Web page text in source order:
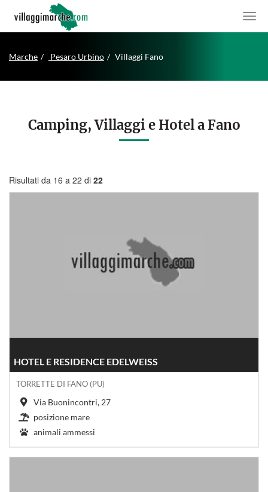
Marche Pesaro Urbino Villaggi Fano
Camping, Villaggi e Hotel a Fano
Risultati da 16 a 22 di 22
HOTEL E RESIDENCE EDELWEISS
TORRETTE DI FANO (PU)
Via Buonincontri, 27
posizione mare
animali ammessi